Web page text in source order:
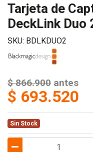
Tarjeta de
DeckLink Duo
SKU: BDLKDUO2
$ 866.900 antes
$ 693.520
Sin Stock